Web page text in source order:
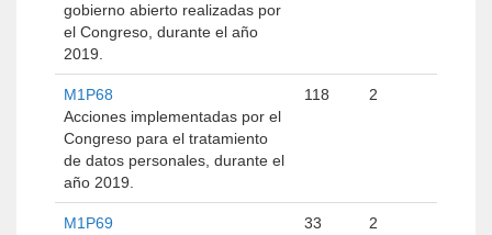
gobierno abierto realizadas por
el Congreso, durante el año
2019.
M1P68
Acciones implementadas por el
Congreso para el tratamiento
de datos personales, durante el
año 2019.
118 2
M1P69
33 2